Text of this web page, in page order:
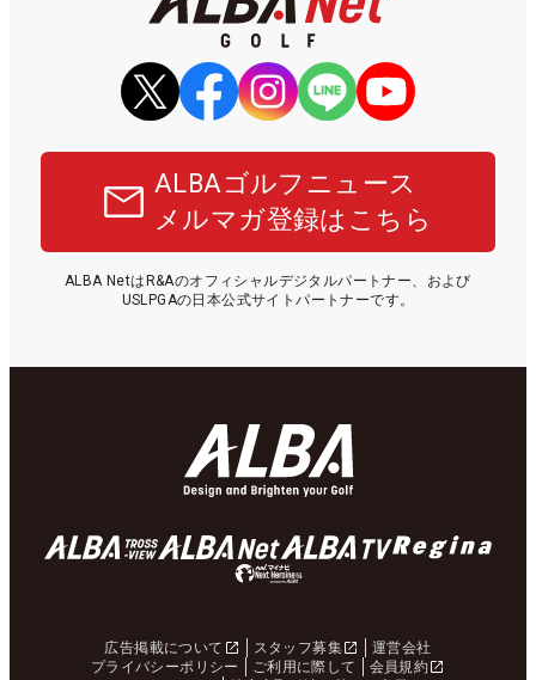
ALBAゴルフニュース
メルマガ登録はこちら
ALBA NetはR&Aのオフィシャルデジタルパートナー、および
USLPGAの日本公式サイトパートナーです。
広告掲載について スタッフ募集
運営会社
プライバシーポリシー
ご利用に際して
会員規約